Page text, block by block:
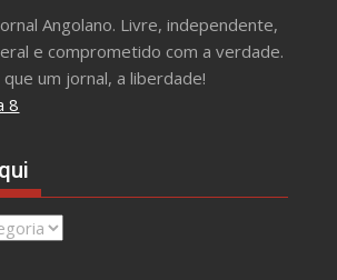
Angolano. Livre, independente,
e comprometido com a verdade.
um jornal, a liberdade!
8